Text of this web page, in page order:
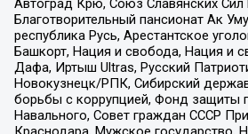
Автоград Крю, Союз Славянских Сил
Благотворительный пансионат Ак
республика Русь, Арестантское
Башкорт, Нация и свобода, Нация и
Дафа, Иртыш Ultras, Русский
Новокузнецк/РПК, Сибирский
борьбы с коррупцией, Фонд защиты
Навального, Совет граждан СССР